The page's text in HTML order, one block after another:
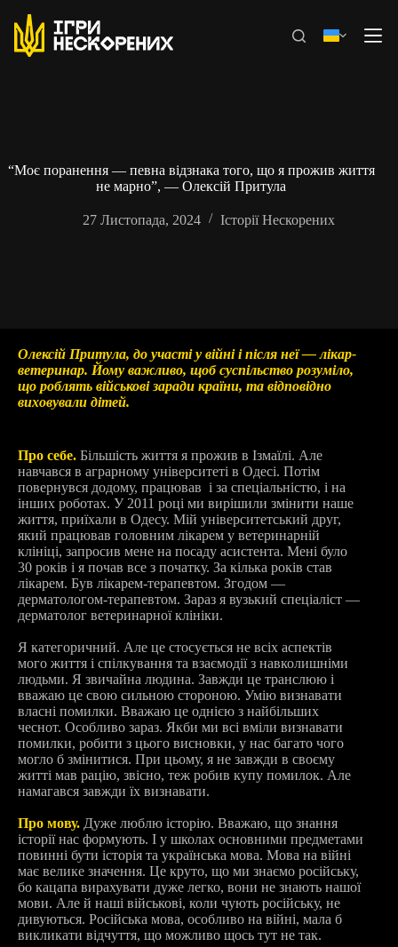
вмісту
“Моє поранення — певна відзнака того, що я прожив життя
не марно”, — Олексій Притула
27 Листопада, 2024 Історії Нескорених
Олексій Притула, до участі у війні і після неї — лікар-
ветеринар. Йому важливо, щоб суспільство розуміло,
що роблять військові заради країни, та відповідно
виховували дітей.
Про себе. Більшість життя я прожив в Ізмаїлі. Але
навчався в аграрному університеті в Одесі. Потім
повернувся додому, працював і за спеціальністю, і на
інших роботах. У 2011 році ми вирішили змінити наше
життя, приїхали в Одесу. Мій університетський друг,
який працював головним лікарем у ветеринарній
клініці, запросив мене на посаду асистента. Мені було
30 років і я почав все з початку. За кілька років став
лікарем. Був лікарем-терапевтом. Згодом —
дерматологом-терапевтом. Зараз я вузький спеціаліст —
дерматолог ветеринарної клініки.
Я категоричний. Але це стосується не всіх аспектів
мого життя і спілкування та взаємодії з навколишніми
людьми. Я звичайна людина. Завжди це транслюю і
вважаю це свою сильною стороною. Умію визнавати
власні помилки. Вважаю це однією з найбільших
чеснот. Особливо зараз. Якби ми всі вміли визнавати
помилки, робити з цього висновки, у нас багато чого
могло б змінитися. При цьому, я не завжди в своєму
житті мав рацію, звісно, теж робив купу помилок. Але
намагався завжди їх визнавати.
Про мову. Дуже люблю історію. Вважаю, що знання
історії нас формують. І у школах основними предметами
повинні бути історія та українська мова. Мова на війні
має велике значення. Це круто, що ми знаємо російську,
бо кацапа вирахувати дуже легко, вони не знають нашої
мови. Але й наші військові, коли чують російську, не
дивуються. Російська мова, особливо на війні, мала б
викликати відчуття, що можливо щось тут не так.